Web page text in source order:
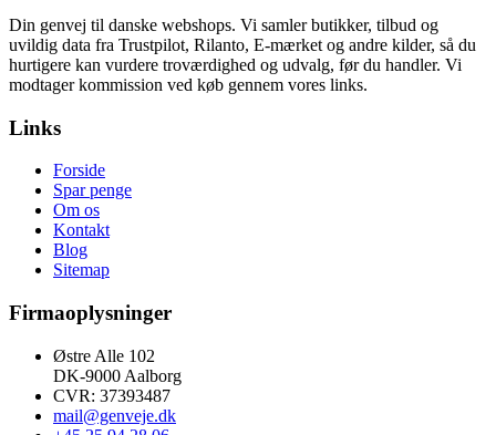
Din genvej til danske webshops. Vi samler butikker, tilbud og
uvildig data fra Trustpilot, Rilanto, E-mærket og andre kilder, så du
hurtigere kan vurdere troværdighed og udvalg, før du handler. Vi
modtager kommission ved køb gennem vores links.
Links
Forside
Spar penge
Om os
Kontakt
Blog
Sitemap
Firmaoplysninger
Østre Alle 102
DK-9000 Aalborg
CVR: 37393487
mail@genveje.dk